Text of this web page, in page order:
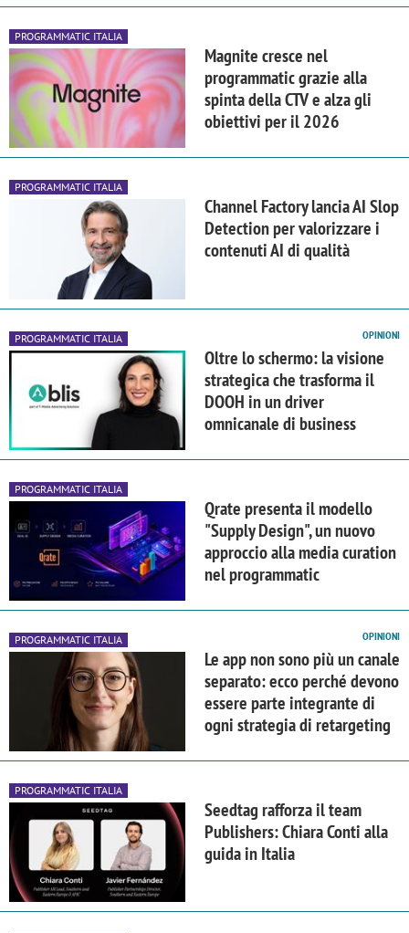
PROGRAMMATIC ITALIA
Magnite cresce nel
programmatic grazie alla
spinta della CTV e alza gli
obiettivi per il 2026
PROGRAMMATIC ITALIA
Channel Factory lancia AI Slop
Detection per valorizzare i
contenuti AI di qualità
PROGRAMMATIC ITALIA OPINIONI
Oltre lo schermo: la visione
strategica che trasforma il
DOOH in un driver
omnicanale di business
PROGRAMMATIC ITALIA
Qrate presenta il modello
"Supply Design", un nuovo
approccio alla media curation
nel programmatic
PROGRAMMATIC ITALIA OPINIONI
Le app non sono più un canale
separato: ecco perché devono
essere parte integrante di
ogni strategia di retargeting
PROGRAMMATIC ITALIA
Seedtag rafforza il team
Publishers: Chiara Conti alla
guida in Italia